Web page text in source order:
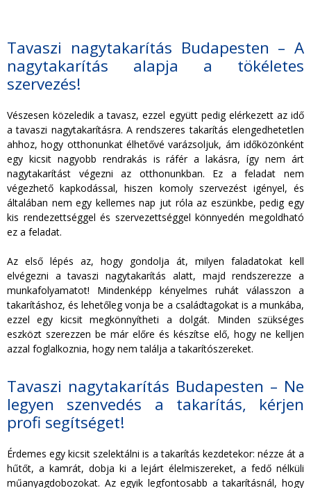
Tavaszi nagytakarítás Budapesten – A
nagytakarítás alapja a tökéletes
szervezés!
Vészesen közeledik a tavasz, ezzel együtt pedig elérkezett az idő
a tavaszi nagytakarításra. A rendszeres takarítás elengedhetetlen
ahhoz, hogy otthonunkat élhetővé varázsoljuk, ám időközönként
egy kicsit nagyobb rendrakás is ráfér a lakásra, így nem árt
nagytakarítást végezni az otthonunkban. Ez a feladat nem
végezhető kapkodással, hiszen komoly szervezést igényel, és
általában nem egy kellemes nap jut róla az eszünkbe, pedig egy
kis rendezettséggel és szervezettséggel könnyedén megoldható
ez a feladat.
Az első lépés az, hogy gondolja át, milyen faladatokat kell
elvégezni a tavaszi nagytakarítás alatt, majd rendszerezze a
munkafolyamatot! Mindenképp kényelmes ruhát válasszon a
takarításhoz, és lehetőleg vonja be a családtagokat is a munkába,
ezzel egy kicsit megkönnyítheti a dolgát. Minden szükséges
eszközt szerezzen be már előre és készítse elő, hogy ne kelljen
azzal foglalkoznia, hogy nem találja a takarítószereket.
Tavaszi nagytakarítás Budapesten – Ne
legyen szenvedés a takarítás, kérjen
profi segítséget!
Érdemes egy kicsit szelektálni is a takarítás kezdetekor: nézze át a
hűtőt, a kamrát, dobja ki a lejárt élelmiszereket, a fedő nélküli
műanyagdobozokat. Az egyik legfontosabb a takarításnál, hogy